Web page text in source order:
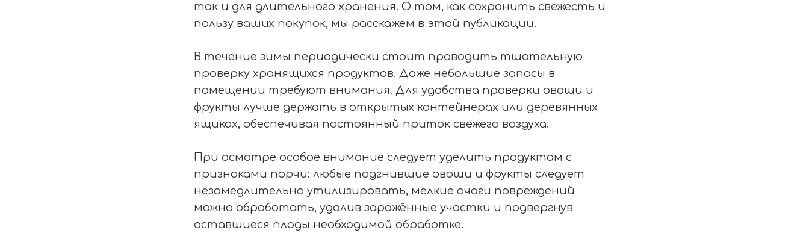
так и для длительного хранения. О том, как сохранить свежесть и
пользу ваших покупок, мы расскажем в этой публикации.
В течение зимы периодически стоит проводить тщательную
проверку хранящихся продуктов. Даже небольшие запасы в
помещении требуют внимания. Для удобства проверки овощи и
фрукты лучше держать в открытых контейнерах или деревянных
ящиках, обеспечивая постоянный приток свежего воздуха.
При осмотре особое внимание следует уделить продуктам с
признаками порчи: любые подгнившие овощи и фрукты следует
незамедлительно утилизировать, мелкие очаги повреждений
можно обработать, удалив заражённые участки и подвергнув
оставшиеся плоды необходимой обработке.